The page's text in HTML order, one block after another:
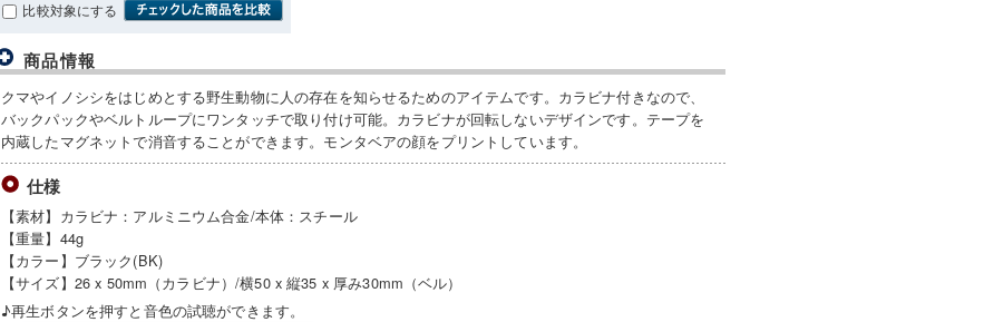
比較対象にする
商品情報
クマやイノシシをはじめとする野生動物に人の存在を知らせるためのアイテムです。カラビナ付きなので、
バックパックやベルトループにワンタッチで取り付け可能。カラビナが回転しないデザインです。テープを
内蔵したマグネットで消音することができます。モンタベアの顔をプリントしています。
仕様
【素材】カラビナ：アルミニウム合金/本体：スチール
【重量】44g
【カラー】ブラック(BK)
【サイズ】26 x 50mm（カラビナ）/横50 x 縦35 x 厚み30mm（ベル）
♪再生ボタンを押すと音色の試聴ができます。